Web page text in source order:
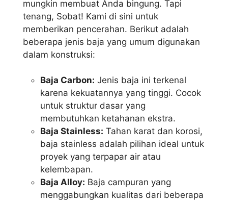
mungkin membuat Anda bingung. Tapi
tenang, Sobat! Kami di sini untuk
memberikan pencerahan. Berikut adalah
beberapa jenis baja yang umum digunakan
dalam konstruksi:
Baja Carbon: Jenis baja ini terkenal
karena kekuatannya yang tinggi. Cocok
untuk struktur dasar yang
membutuhkan ketahanan ekstra.
Baja Stainless: Tahan karat dan korosi,
baja stainless adalah pilihan ideal untuk
proyek yang terpapar air atau
kelembapan.
Baja Alloy: Baja campuran yang
menggabungkan kualitas dari beberapa